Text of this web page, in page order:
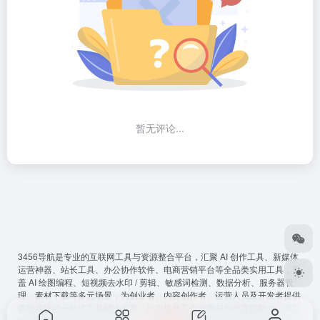
暂无评论...
3456导航是专业的互联网工具与资源整合平台，汇聚 AI 创作工具、新媒体
运营神器、站长工具、办公协作软件、电商营销平台等全品类实用工具，覆
盖 AI 绘图编程、短视频去水印 / 剪辑、敏感词检测、数据分析、服务器管
理、素材下载等多元场景，为创业者、内容创作者、运营人员及开发者提供
高效便捷的一站式工具解决方案，助力提升工作效率与创作变现能力，是互